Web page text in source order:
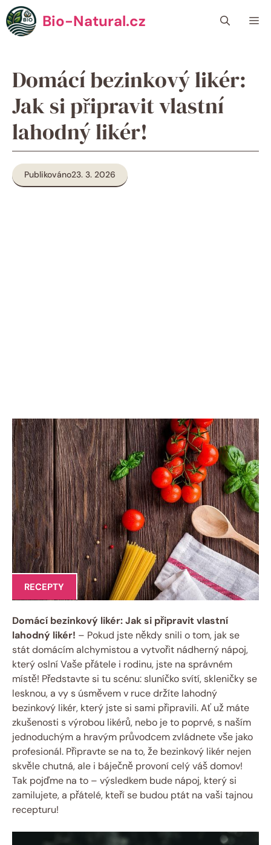
Přeskočit
na
obsah
Bio-Natural.cz
Domácí bezinkový likér:
Jak si připravit vlastní
lahodný likér!
Publikováno23. 3. 2026
RECEPTY
Domácí bezinkový likér: Jak si připravit vlastní
lahodný likér! – Pokud jste někdy snili o tom, jak se
stát domácím alchymistou a vytvořit nádherný nápoj,
který oslní Vaše přátele i rodinu, jste na správném
místě! Představte si tu scénu: sluníčko svítí, skleničky se
lesknou, a vy s úsměvem v ruce držíte lahodný
bezinkový likér, který jste si sami připravili. Ať už máte
zkušenosti s výrobou likérů, nebo je to poprvé, s naším
jednoduchým a hravým průvodcem zvládnete vše jako
profesionál. Připravte se na to, že bezinkový likér nejen
skvěle chutná, ale i báječně provoní celý váš domov!
Tak pojďme na to – výsledkem bude nápoj, který si
zamilujete, a přátelé, kteří se budou ptát na vaši tajnou
recepturu!